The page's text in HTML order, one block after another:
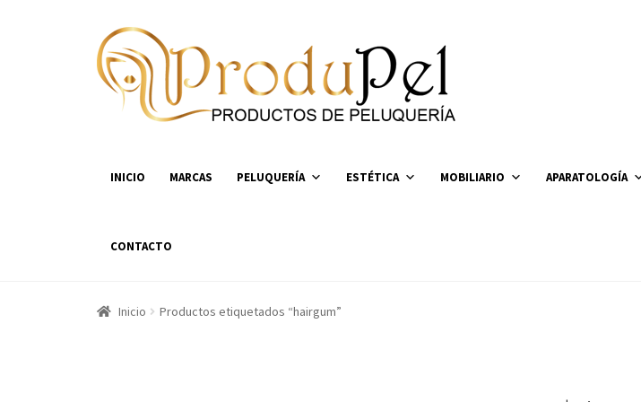
Ir
a
la
navegación
Ir
al
contenido
INICIO MARCAS PELUQUERÍA ESTÉTICA MOBILIARIO APARATOLOGÍA
CONTACTO
Inicio Productos etiquetados “hairgum”